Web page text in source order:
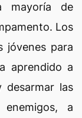
mayoría de
Los
jóvenes para
aprendido a
desarmar las
a